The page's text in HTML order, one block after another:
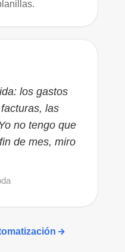
los gastos
las
no tengo que
de mes, miro